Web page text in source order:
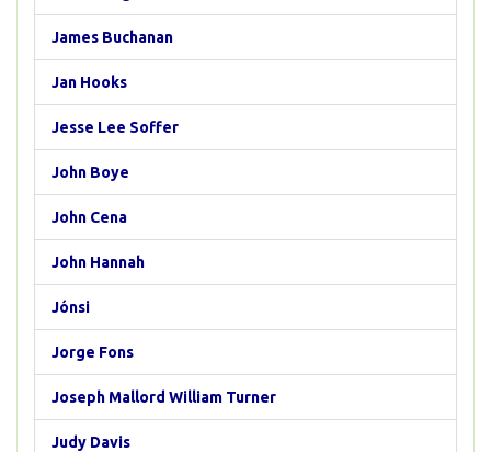
James Buchanan
Jan Hooks
Jesse Lee Soffer
John Boye
John Cena
John Hannah
Jónsi
Jorge Fons
Joseph Mallord William Turner
Judy Davis